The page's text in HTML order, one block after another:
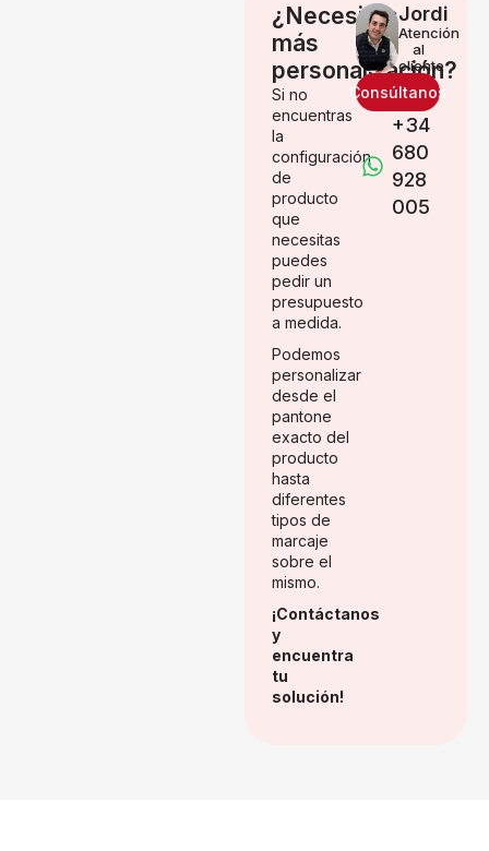
¿Necesitas
más
personalización?
Si no
encuentras
la
configuración
de
producto
que
necesitas
puedes
pedir un
presupuesto
a medida.
Podemos
personalizar
desde el
pantone
exacto del
producto
hasta
diferentes
tipos de
marcaje
sobre el
mismo.
¡Contáctanos
y
encuentra
tu
solución!
Jordi
Atención
al
cliente
Consúltanos
+34
680
928
005